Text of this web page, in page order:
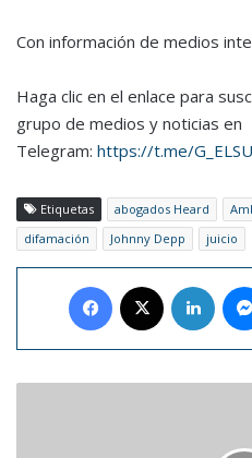
Con información de medios
Haga clic en el enlace para
grupo de medios y noticias en
Telegram: https://t.me/
Etiquetas abogados Heard
difamación
Johnny Depp juicio
Facebook